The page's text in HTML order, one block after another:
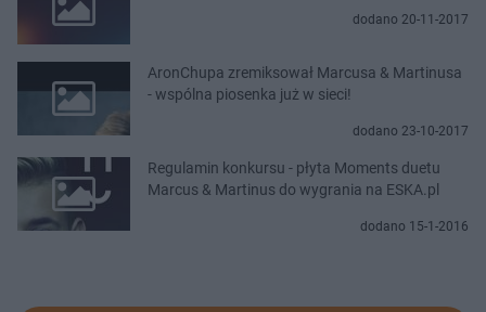
dodano 20-11-2017
AronChupa zremiksował Marcusa & Martinusa
- wspólna piosenka już w sieci!
dodano 23-10-2017
Regulamin konkursu - płyta Moments duetu
Marcus & Martinus do wygrania na ESKA.pl
dodano 15-1-2016